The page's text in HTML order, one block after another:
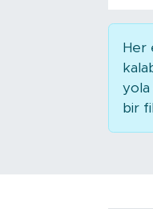
Her
yola
bir